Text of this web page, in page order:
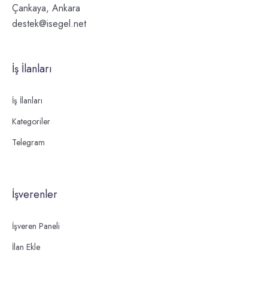
Çankaya, Ankara
destek@isegel.net
İş İlanları
İş İlanları
Kategoriler
Telegram
İşverenler
İşveren Paneli
İlan Ekle